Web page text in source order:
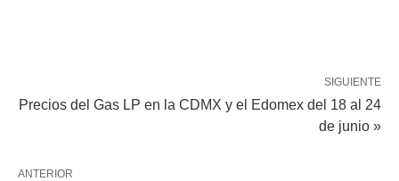
SIGUIENTE
Precios del Gas LP en la CDMX y el Edomex del 18 al 24
de junio »
ANTERIOR